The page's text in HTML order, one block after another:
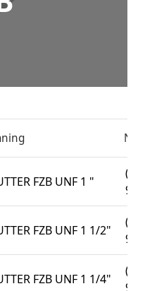
FZB UNF 1 "
FZB UNF 1 1/2"
FZB UNF 1 1/4"